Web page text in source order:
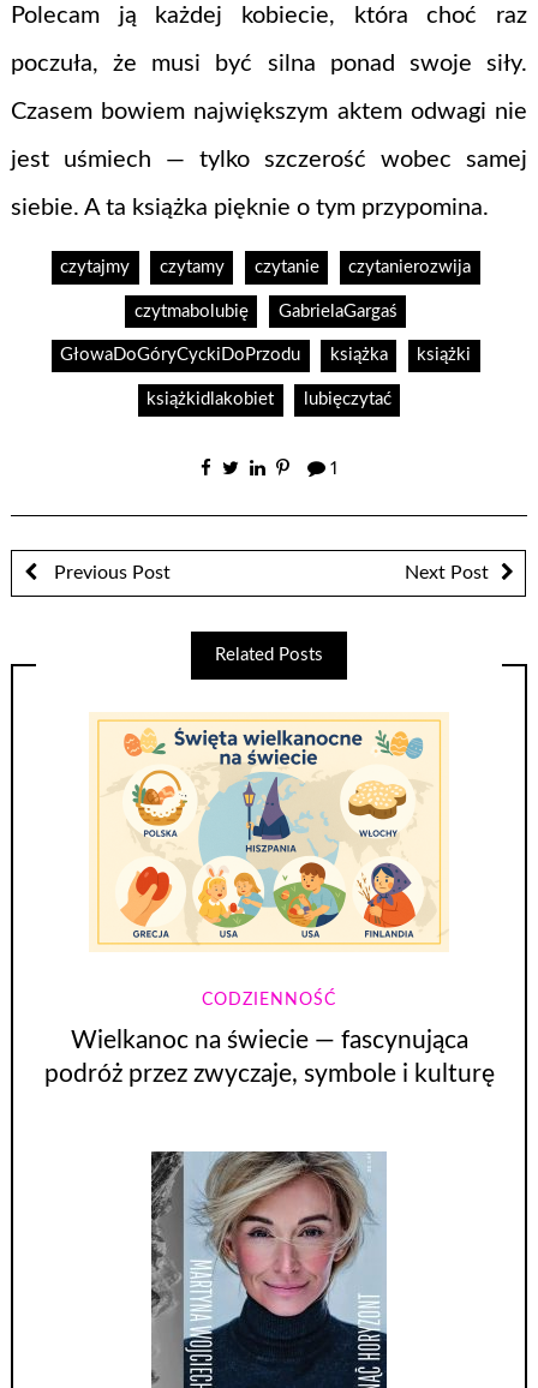
Polecam ją każdej kobiecie, która choć raz
poczuła, że musi być silna ponad swoje siły.
Czasem bowiem największym aktem odwagi nie
jest uśmiech — tylko szczerość wobec samej
siebie. A ta książka pięknie o tym przypomina.
czytajmy czytamy czytanie czytanierozwija
czytmabolubię GabrielaGargaś
GłowaDoGóryCyckiDoPrzodu książka książki
książkidlakobiet lubięczytać
1
Previous Post Next Post
Related Posts
CODZIENNOŚĆ
Wielkanoc na świecie — fascynująca
podróż przez zwyczaje, symbole i kulturę